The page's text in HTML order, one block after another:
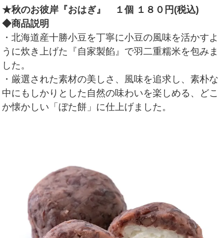
★秋のお彼岸『おはぎ』
１個 １８０円(税込)
◆商品説明
・北海道産十勝小豆を丁寧に小豆の風味を活かすよ
うに炊き上げた『自家製餡』で羽二重糯米を包みま
した。
・厳選された素材の美しさ、風味を追求し、素朴な
中にもしかりとした自然の味わいを楽しめる、どこ
か懐かしい「ぼた餅」に仕上げました。